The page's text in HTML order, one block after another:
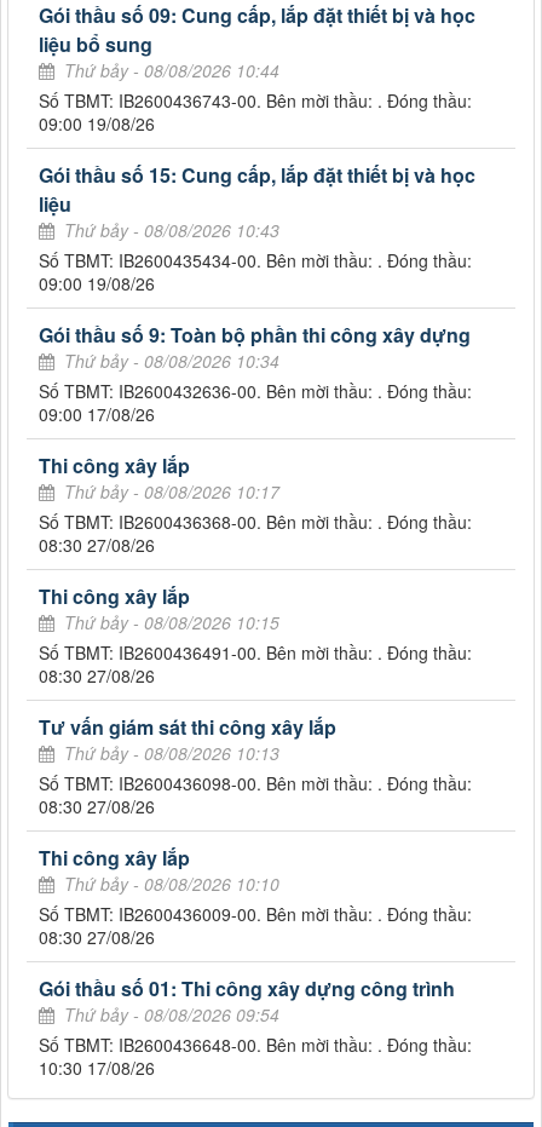
Gói thầu số 09: Cung cấp, lắp đặt thiết bị và học
liệu bổ sung
Thứ bảy - 08/08/2026 10:44
Số TBMT: IB2600436743-00. Bên mời thầu: . Đóng thầu:
09:00 19/08/26
Gói thầu số 15: Cung cấp, lắp đặt thiết bị và học
liệu
Thứ bảy - 08/08/2026 10:43
Số TBMT: IB2600435434-00. Bên mời thầu: . Đóng thầu:
09:00 19/08/26
Gói thầu số 9: Toàn bộ phần thi công xây dựng
Thứ bảy - 08/08/2026 10:34
Số TBMT: IB2600432636-00. Bên mời thầu: . Đóng thầu:
09:00 17/08/26
Thi công xây lắp
Thứ bảy - 08/08/2026 10:17
Số TBMT: IB2600436368-00. Bên mời thầu: . Đóng thầu:
08:30 27/08/26
Thi công xây lắp
Thứ bảy - 08/08/2026 10:15
Số TBMT: IB2600436491-00. Bên mời thầu: . Đóng thầu:
08:30 27/08/26
Tư vấn giám sát thi công xây lắp
Thứ bảy - 08/08/2026 10:13
Số TBMT: IB2600436098-00. Bên mời thầu: . Đóng thầu:
08:30 27/08/26
Thi công xây lắp
Thứ bảy - 08/08/2026 10:10
Số TBMT: IB2600436009-00. Bên mời thầu: . Đóng thầu:
08:30 27/08/26
Gói thầu số 01: Thi công xây dựng công trình
Thứ bảy - 08/08/2026 09:54
Số TBMT: IB2600436648-00. Bên mời thầu: . Đóng thầu:
10:30 17/08/26